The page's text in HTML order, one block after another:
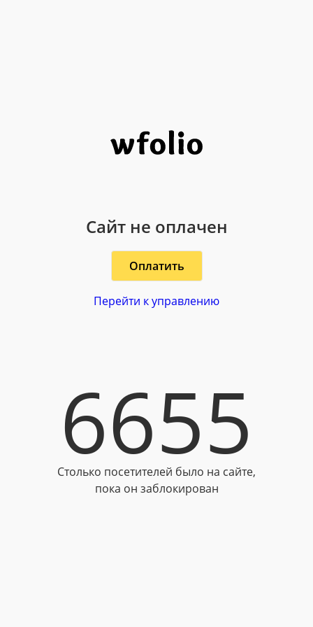
Сайт не оплачен
Оплатить
Перейти к управлению
6655
Столько посетителей было на сайте,
пока он заблокирован